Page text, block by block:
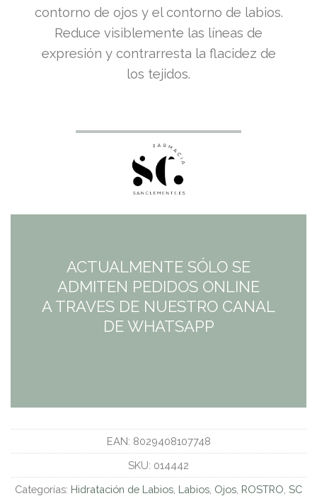
contorno de ojos y el contorno de labios.
Reduce visiblemente las líneas de
expresión y contrarresta la flacidez de
los tejidos.
ACTUALMENTE SÓLO SE
ADMITEN PEDIDOS ONLINE
A TRAVES DE NUESTRO CANAL
DE WHATSAPP
EAN: 8029408107748
SKU: 014442
Categorías: Hidratación de Labios Labios Ojos ROSTRO SC